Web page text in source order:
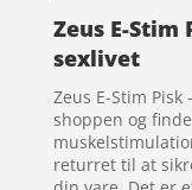
Zeus E-Stim
sexlivet
Zeus E-Stim
shoppen og
returret til at